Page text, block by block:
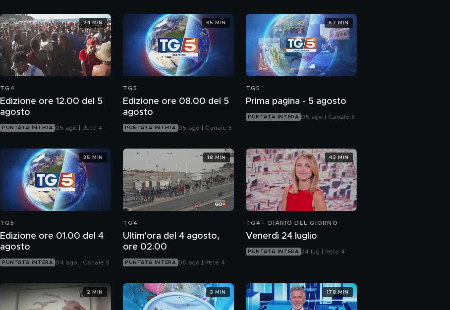
TG4
Edizione ore 12.00 del 5
agosto
PUNTATA INTERA 05 ago | Rete 4
24 MIN
TG5
Edizione ore 08.00 del 5
agosto
PUNTATA INTERA 05 ago | Canale 5
35 MIN
TG5
Prima pagina - 5 agosto
PUNTATA INTERA 05 ago | Canale 5
67 MIN
TG5
Edizione ore 01.00 del 4
agosto
PUNTATA INTERA 04 ago | Canale 5
35 MIN
TG4
Ultim'ora del 4 agosto,
ore 02.00
PUNTATA INTERA 05 ago | Rete 4
18 MIN
TG4 - DIARIO DEL GIORNO
Venerdì 24 luglio
PUNTATA INTERA 24 lug | Rete 4
42 MIN
2 MIN 3 MIN 178 MIN